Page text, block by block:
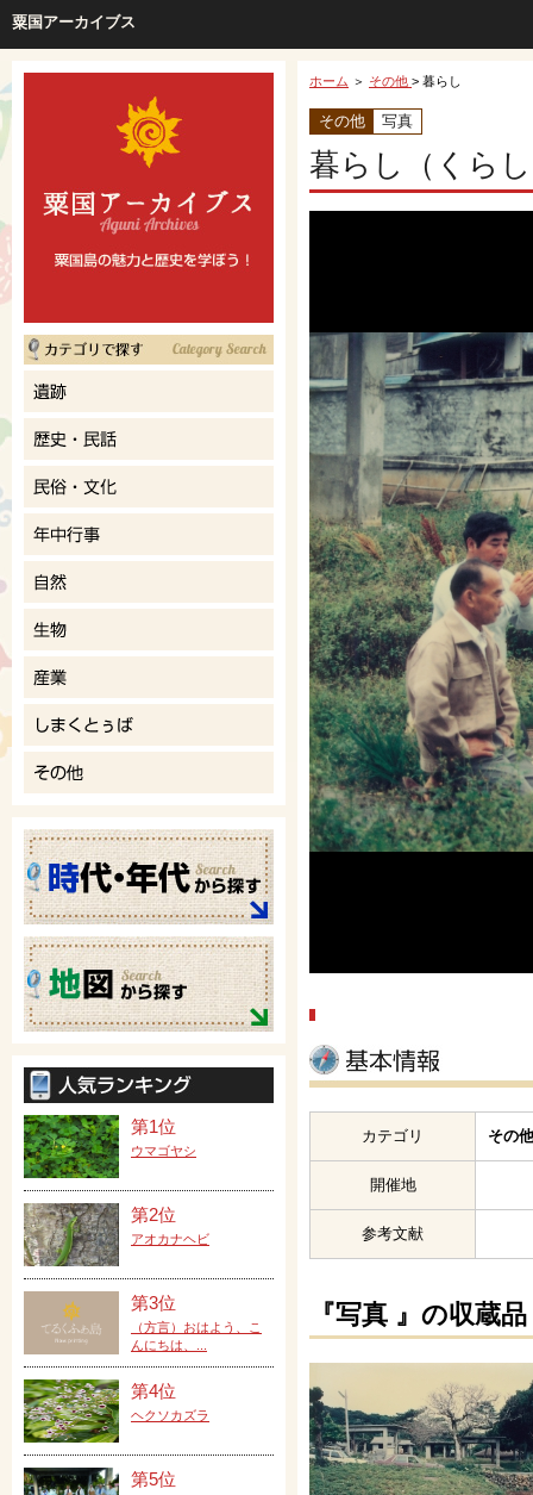
粟国アーカイブス
ホーム ＞ その他 > 暮らし
その他 写真
暮らし（くら
カテゴリ その
開催地
参考文献
『写真 』の収蔵品
第1位
ウマゴヤシ
第2位
アオカナヘビ
第3位
（方言）おはよう、こ
んにちは、...
第4位
ヘクソカズラ
第5位